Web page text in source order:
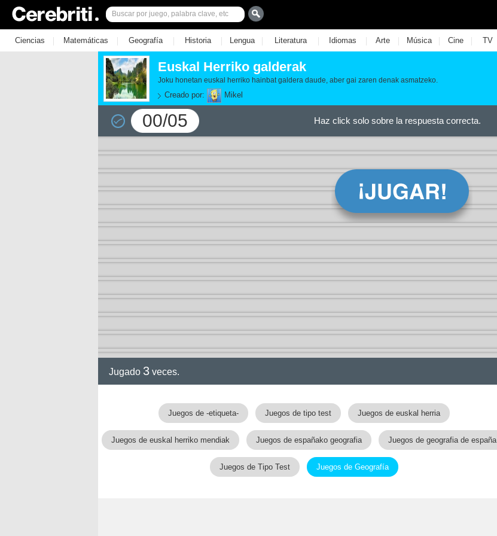
Ciencias | Matemáticas | Geografía | Historia | Lengua | Literatura | Idiomas | Arte | Música | Cine | TV
Euskal Herriko galderak
Joku honetan euskal herriko hainbat galdera daude, aber gai zaren denak asmatzeko.
Creado por: Mikel
00/05 Haz click solo sobre la respuesta correcta.
Jugado 3 veces.
Juegos de -etiqueta- Juegos de tipo test Juegos de euskal herria
Juegos de euskal herriko mendiak Juegos de españako geografia Juegos de geografia de españa
Juegos de Tipo Test Juegos de Geografía